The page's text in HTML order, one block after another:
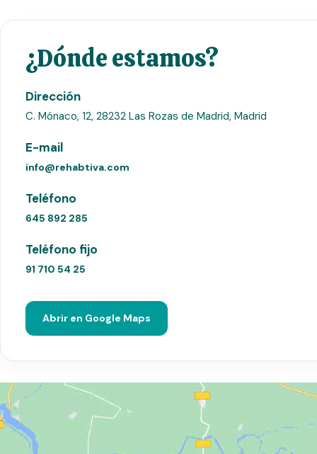
¿Dónde estamos?
Dirección
C. Mónaco, 12, 28232 Las Rozas de Madrid, Madrid
E-mail
info@rehabtiva.com
Teléfono
645 892 285
Teléfono fijo
91 710 54 25
Abrir en Google Maps